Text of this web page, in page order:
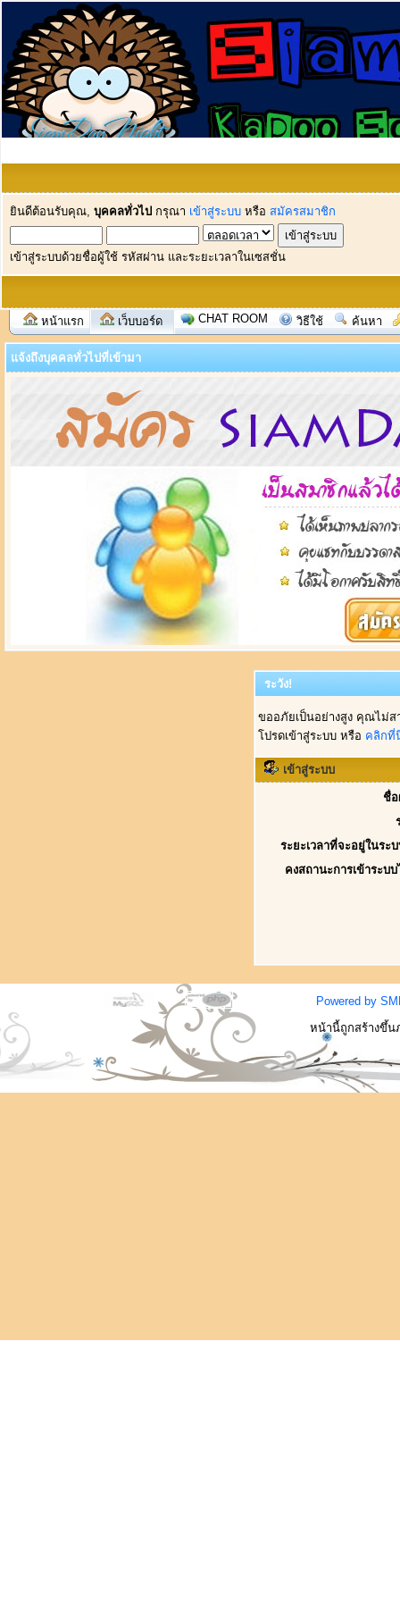
ยินดีต้อนรับคุณ, บุคคลทั่วไป กรุณา เข้าสู่ระบบ หรือ สมัครสมาชิก
เข้าสู่ระบบด้วยชื่อผู้ใช้ รหัสผ่าน และระยะเวลาในเซสชั่น
หน้าแรก เว็บบอร์ด CHAT ROOM วิธีใช้ ค้นหา
แจ้งถึงบุคคลทั่วไปที่เข้ามา
ระวัง!
ขออภัยเป็นอย่างสูง คุณไม่
โปรดเข้าสู่ระบบ หรือ คลิกที่
เข้าสู่ระบบ
ชื่อ
ระยะเวลาที่จะอยู่ในระ
คงสถานะการเข้าระบ
Powered by
หน้านี้ถูกสร้างขึ้น